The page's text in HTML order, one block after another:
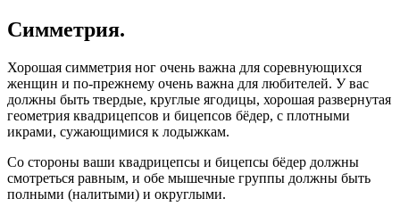
Симметрия.
Хорошая симметрия ног очень важна для соревнующихся
женщин и по-прежнему очень важна для любителей. У вас
должны быть твердые, круглые ягодицы, хорошая развернутая
геометрия квадрицепсов и бицепсов бёдер, с плотными
икрами, сужающимися к лодыжкам.
Со стороны ваши квадрицепсы и бицепсы бёдер должны
смотреться равным, и обе мышечные группы должны быть
полными (налитыми) и округлыми.